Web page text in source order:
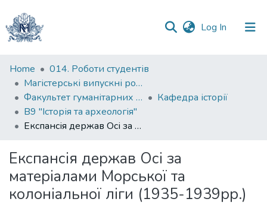
Log In (current)
Communities
&
Collections
All of DSpace
Statistics
Home
014. Роботи студентів
Магістерські випускні роботи
Факультет гуманітарних наук
Кафедра історії
В9 "Історія та археологія"
Експансія держав Осі за матеріалами Морської та колоніальної ліги (1935-1939рр.)
Експансія держав Осі за
матеріалами Морської та
колоніальної ліги (1935-1939рр.)